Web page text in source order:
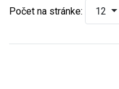
Počet na stránke: 12